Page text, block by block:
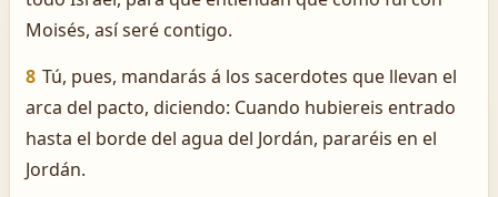
Moisés, así seré contigo.
8 Tú, pues, mandarás á los sacerdotes que llevan el
arca del pacto, diciendo: Cuando hubiereis entrado
hasta el borde del agua del Jordán, pararéis en el
Jordán.